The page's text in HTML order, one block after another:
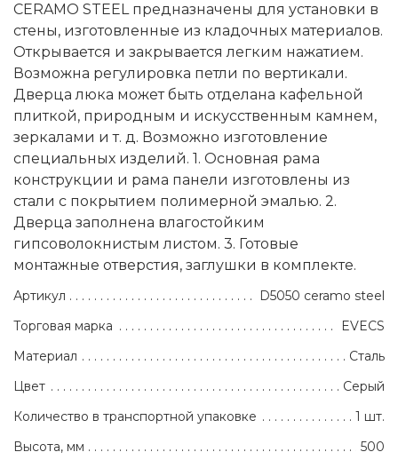
CERAMO STEEL предназначены для установки в
стены, изготовленные из кладочных материалов.
Открывается и закрывается легким нажатием.
Возможна регулировка петли по вертикали.
Дверца люка может быть отделана кафельной
плиткой, природным и искусственным камнем,
зеркалами и т. д. Возможно изготовление
специальных изделий. 1. Основная рама
конструкции и рама панели изготовлены из
стали с покрытием полимерной эмалью. 2.
Дверца заполнена влагостойким
гипсоволокнистым листом. 3. Готовые
монтажные отверстия, заглушки в комплекте.
Артикул
D5050 ceramo steel
Торговая марка
EVECS
Материал
Сталь
Цвет
Серый
Количество в транспортной упаковке
1 шт.
Высота, мм
500